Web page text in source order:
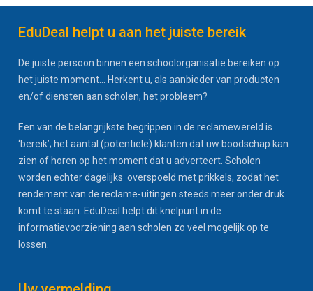
EduDeal helpt u aan het juiste bereik
De juiste persoon binnen een schoolorganisatie bereiken op
het juiste moment... Herkent u, als aanbieder van producten
en/of diensten aan scholen, het probleem?
Een van de belangrijkste begrippen in de reclamewereld is
‘bereik’; het aantal (potentiële) klanten dat uw boodschap kan
zien of horen op het moment dat u adverteert. Scholen
worden echter dagelijks overspoeld met prikkels, zodat het
rendement van de reclame-uitingen steeds meer onder druk
komt te staan. EduDeal helpt dit knelpunt in de
informatievoorziening aan scholen zo veel mogelijk op te
lossen.